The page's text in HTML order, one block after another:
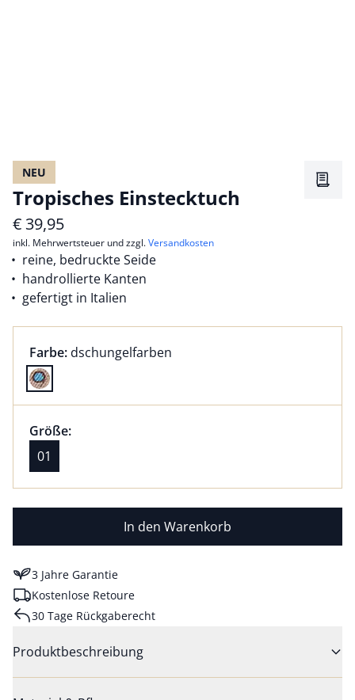
NEU
Tropisches Einstecktuch
€ 39,95
inkl. Mehrwertsteuer und zzgl.Versandkosten
reine, bedruckte Seide
handrollierte Kanten
gefertigt in Italien
Farbauswahl:
Farbe: aktuell ausgewählt:
dschungelfarben
Farbe dschungelfarben ausgewählt
Größenauswahl:
Größe:
Größe 01 ausgewählt
01
In den Warenkorb
3 Jahre Garantie
Kostenlose Retoure
30 Tage Rückgaberecht
Produktbeschreibung